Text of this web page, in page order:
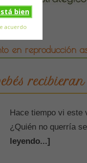
bien
acuerdo
en reproducción
Hace tiempo vi este
¿Quién no querría
leyendo...]